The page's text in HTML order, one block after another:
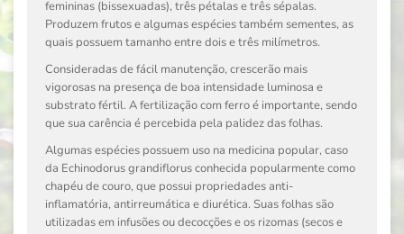
femininas (bissexuadas), três pétalas e três sépalas.
Produzem frutos e algumas espécies também sementes, as
quais possuem tamanho entre dois e três milímetros.
Consideradas de fácil manutenção, crescerão mais
vigorosas na presença de boa intensidade luminosa e
substrato fértil. A fertilização com ferro é importante, sendo
que sua carência é percebida pela palidez das folhas.
Algumas espécies possuem uso na medicina popular, caso
da Echinodorus grandiflorus conhecida popularmente como
chapéu de couro, que possui propriedades anti-
inflamatória, antirreumática e diurética. Suas folhas são
utilizadas em infusões ou decocções e os rizomas (secos e